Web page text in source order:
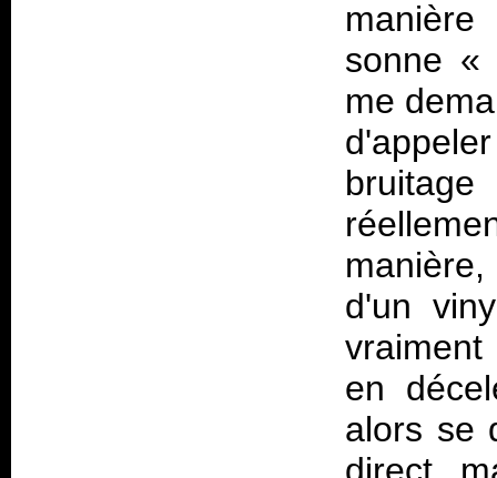
sonne «
me
d'un
en
alors se